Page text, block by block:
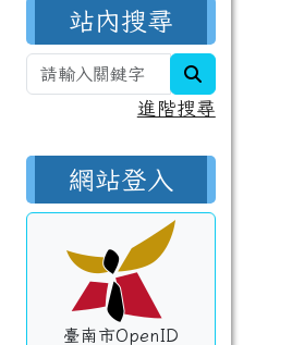
右邊區域內容
站內搜尋
進階搜尋
網站登入
臺南市OpenID